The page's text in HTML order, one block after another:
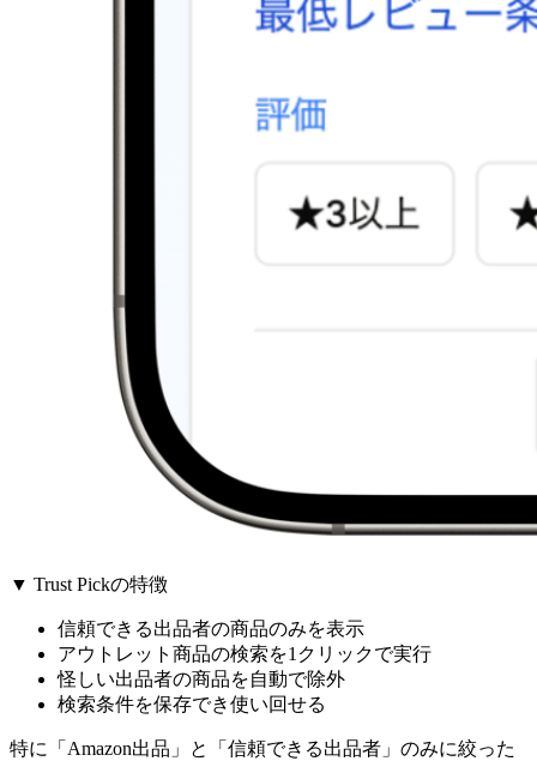
▼ Trust Pickの特徴
信頼できる出品者の商品のみを表示
アウトレット商品の検索を1クリックで実行
怪しい出品者の商品を自動で除外
検索条件を保存でき使い回せる
特に「Amazon出品」と「信頼できる出品者」のみに絞った